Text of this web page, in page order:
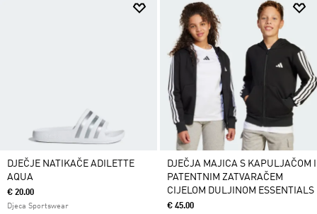
DJEČJE NATIKAČE ADILETTE
AQUA
€ 20.00
Djeca Sportswear
DJEČJA MAJICA S KAPULJAČOM I
PATENTNIM ZATVARAČEM
CIJELOM DULJINOM ESSENTIALS
€ 45.00